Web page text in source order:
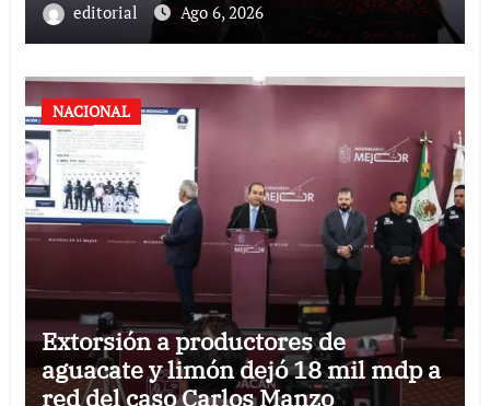
editorial Ago 6, 2026
NACIONAL
Extorsión a productores de
aguacate y limón dejó 18 mil mdp a
red del caso Carlos Manzo